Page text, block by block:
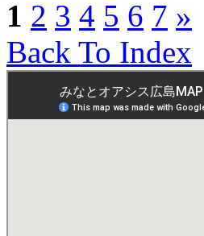
1 2 3 4 5 6 7 »
Back To Index